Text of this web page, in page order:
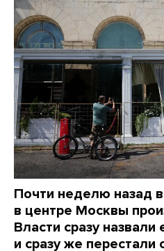
Почти неделю назад
в центре Москвы
Власти сразу
и сразу же перестали